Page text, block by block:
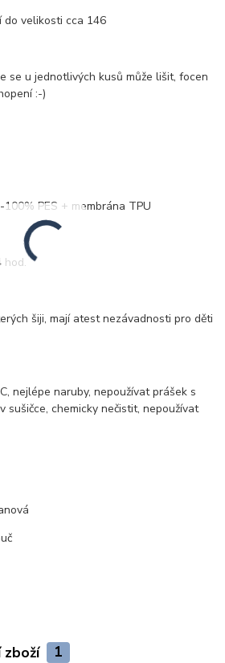
velikosti cca 146
se u jednotlivých kusů může lišit, focen
:-)
PES + membrána TPU
hod.
šiji, mají atest nezávadnosti pro děti
nejlépe naruby, nepoužívat prášek s
sušičce, chemicky nečistit, nepoužívat
zboží 1